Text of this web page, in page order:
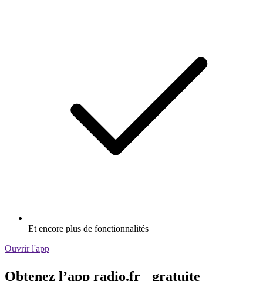
Et encore plus de fonctionnalités
Ouvrir l'app
Obtenez l’app radio.fr gratuite